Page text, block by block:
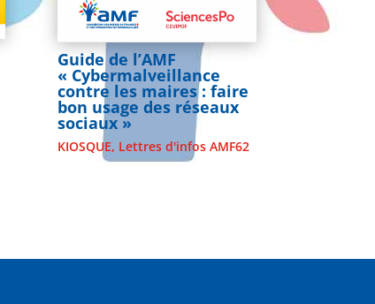
Guide de l’AMF
« Cybermalveillance
contre les maires : faire
bon usage des réseaux
sociaux »
KIOSQUE, Lettres d'infos AMF62